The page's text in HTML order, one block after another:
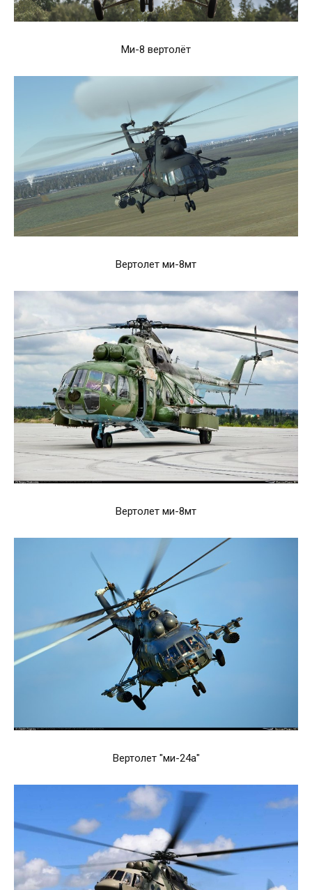
Ми-8 вертолёт
Вертолет ми-8мт
Вертолет ми-8мт
Вертолет "ми-24а"